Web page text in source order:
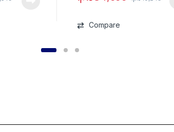
Compare